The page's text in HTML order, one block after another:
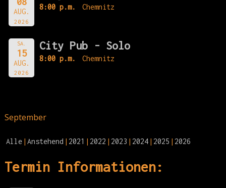
AUG.
2026
8:00 p.m. Chemnitz
SA.
15
AUG.
2026
City Pub - Solo
8:00 p.m. Chemnitz
September
Alle Anstehend 2021 2022 2023 2024 2025 2026
Termin Informationen: